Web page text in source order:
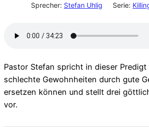
Sprecher: Stefan Uhlig Serie:
Pastor Stefan spricht in dieser
schlechte Gewohnheiten durch gute
ersetzen können und stellt drei
vor.